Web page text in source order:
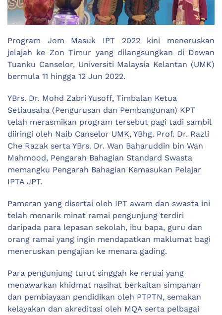
Program Jom Masuk IPT 2022 kini meneruskan
jelajah ke Zon Timur yang dilangsungkan di Dewan
Tuanku Canselor, Universiti Malaysia Kelantan (UMK)
bermula 11 hingga 12 Jun 2022.
YBrs. Dr. Mohd Zabri Yusoff, Timbalan Ketua
Setiausaha (Pengurusan dan Pembangunan) KPT
telah merasmikan program tersebut pagi tadi sambil
diiringi oleh Naib Canselor UMK, YBhg. Prof. Dr. Razli
Che Razak serta YBrs. Dr. Wan Baharuddin bin Wan
Mahmood, Pengarah Bahagian Standard Swasta
memangku Pengarah Bahagian Kemasukan Pelajar
IPTA JPT.
Pameran yang disertai oleh IPT awam dan swasta ini
telah menarik minat ramai pengunjung terdiri
daripada para lepasan sekolah, ibu bapa, guru dan
orang ramai yang ingin mendapatkan maklumat bagi
meneruskan pengajian ke menara gading.
Para pengunjung turut singgah ke reruai yang
menawarkan khidmat nasihat berkaitan simpanan
dan pembiayaan pendidikan oleh PTPTN, semakan
kelayakan dan akreditasi oleh MQA serta pelbagai